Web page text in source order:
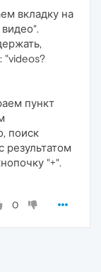
вкладку на
"videos?
пункт
поиск
результатом
"+".
0